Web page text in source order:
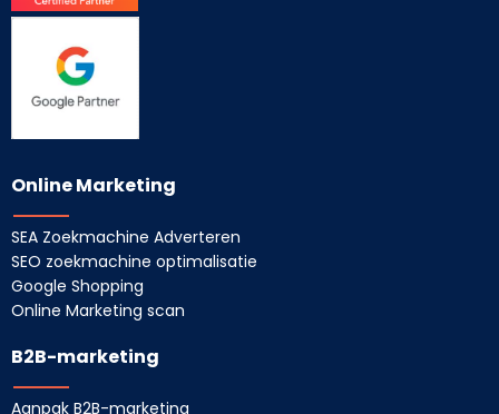
Online Marketing
SEA Zoekmachine Adverteren
SEO zoekmachine optimalisatie
Google Shopping
Online Marketing scan
B2B-marketing
Aanpak B2B-marketing